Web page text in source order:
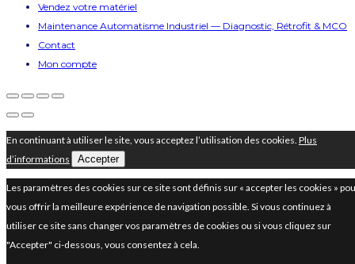
Vendez votre matériel
Maintenance Automatisme Industriel — Diagnostic, Rétrofit & MCO
Contact
Mon compte
En continuant à utiliser le site, vous acceptez l’utilisation des cookies. Plus
d’informations
Accepter
Les paramètres des cookies sur ce site sont définis sur « accepter les cookies »
vous offrir la meilleure expérience de navigation possible. Si vous continuez à
utiliser ce site sans changer vos paramètres de cookies ou si vous cliquez sur
"Accepter" ci-dessous, vous consentez à cela.